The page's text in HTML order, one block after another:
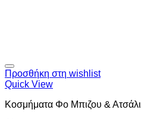
Προσθήκη στη wishlist
Quick View
Κοσμήματα Φο Μπιζου & Ατσάλι